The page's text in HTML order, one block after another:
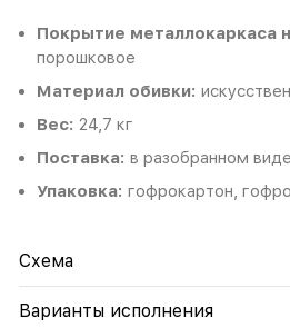
Покрытие металлокаркаса
порошковое
Материал обивки:
Вес: 24,7 кг
Поставка: в разобранном виде
Упаковка: гофрокартон,
Схема
Варианты исполнения